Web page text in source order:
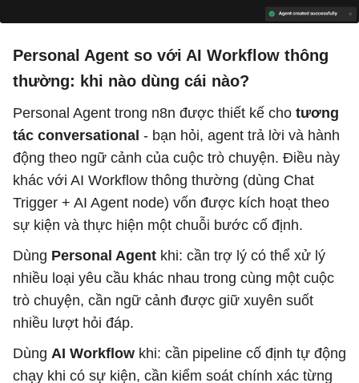
Personal Agent so với AI Workflow thông
thường: khi nào dùng cái nào?
Personal Agent trong n8n được thiết kế cho tương
tác conversational - bạn hỏi, agent trả lời và hành
động theo ngữ cảnh của cuộc trò chuyện. Điều này
khác với AI Workflow thông thường (dùng Chat
Trigger + AI Agent node) vốn được kích hoạt theo
sự kiện và thực hiện một chuỗi bước cố định.
Dùng Personal Agent khi: cần trợ lý có thể xử lý
nhiều loại yêu cầu khác nhau trong cùng một cuộc
trò chuyện, cần ngữ cảnh được giữ xuyên suốt
nhiều lượt hỏi đáp.
Dùng AI Workflow khi: cần pipeline cố định tự động
chạy khi có sự kiện, cần kiểm soát chính xác từng